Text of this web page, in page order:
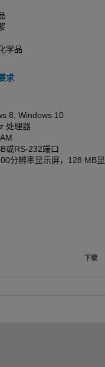
学品
求
8, Windows 10
处理器
或RS-232端口
分辨率显示屏，128 MB
下载